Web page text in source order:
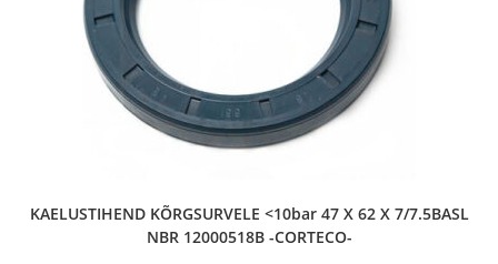
KAELUSTIHEND KÕRGSURVELE <10bar 47 X 62 X 7/7.5BASL
NBR 12000518B -CORTECO-